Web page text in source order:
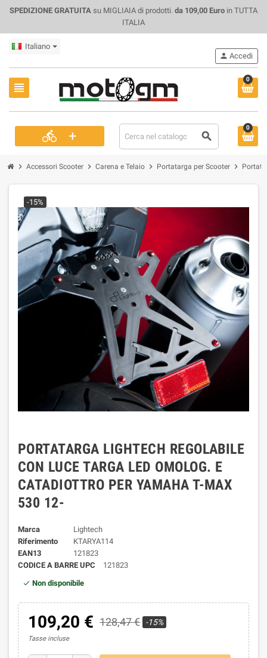
SPEDIZIONE GRATUITA su MIGLIAIA di prodotti. da 109,00 Euro in TUTTA
ITALIA
Italiano
view_headline
0
directions_bike + search
person Accedi
0
chevron_right Accessori Scooter chevron_right Carena e Telaio chevron_right Portatarga per Scooter chevron_right
-15%
PORTATARGA LIGHTECH REGOLABILE
CON LUCE TARGA LED OMOLOG. E
CATADIOTTRO PER YAMAHA T-MAX
530 12-
Marca
Lightech
Riferimento
KTARYA114
EAN13
121823
CODICE A BARRE UPC
121823
Non disponibile
109,20 € 128,47 € -15%
Tasse incluse